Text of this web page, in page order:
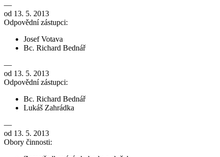
—
od 13. 5. 2013
Odpovědní zástupci:
Josef Votava
Bc. Richard Bednář
—
od 13. 5. 2013
Odpovědní zástupci:
Bc. Richard Bednář
Lukáš Zahrádka
—
od 13. 5. 2013
Obory činnosti: